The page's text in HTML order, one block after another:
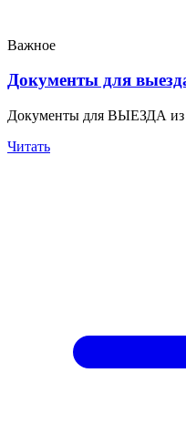
Важное
Документы для
Документы для ВЫЕЗДА
Читать